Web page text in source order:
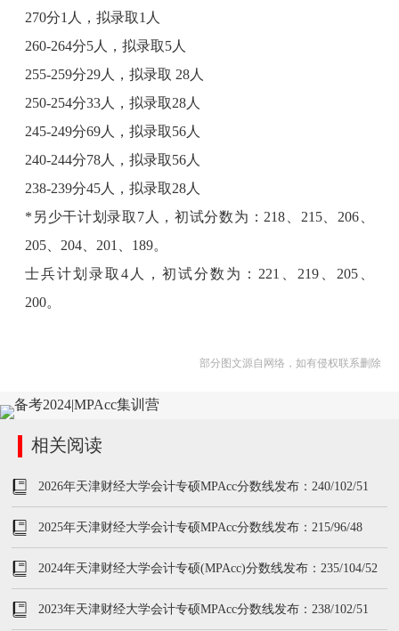
270分1人，拟录取1人
260-264分5人，拟录取5人
255-259分29人，拟录取 28人
250-254分33人，拟录取28人
245-249分69人，拟录取56人
240-244分78人，拟录取56人
238-239分45人，拟录取28人
*另少干计划录取7人，初试分数为：218、215、206、
205、204、201、189。
士兵计划录取4人，初试分数为：221、219、205、
200。
部分图文源自网络，如有侵权联系删除
相关阅读
2026年天津财经大学会计专硕MPAcc分数线发布：240/102/51
2025年天津财经大学会计专硕MPAcc分数线发布：215/96/48
2024年天津财经大学会计专硕(MPAcc)分数线发布：235/104/52
2023年天津财经大学会计专硕MPAcc分数线发布：238/102/51